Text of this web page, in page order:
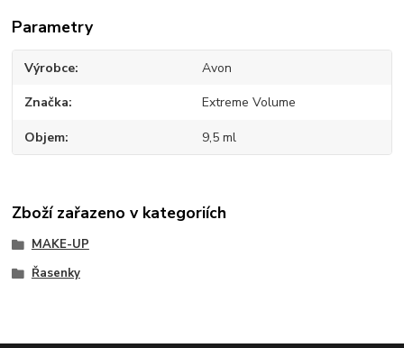
Parametry
Výrobce Avon
Značka Extreme Volume
Objem 9,5 ml
Zboží zařazeno v kategoriích
MAKE-UP
Řasenky